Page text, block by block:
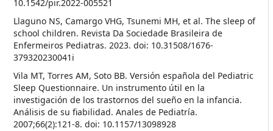
10.1542/pir.2022-005521
Llaguno NS, Camargo VHG, Tsunemi MH, et al. The sleep of
school children. Revista Da Sociedade Brasileira de
Enfermeiros Pediatras. 2023. doi: 10.31508/1676-
379320230041i
Vila MT, Torres AM, Soto BB. Versión española del Pediatric
Sleep Questionnaire. Un instrumento útil en la
investigación de los trastornos del sueño en la infancia.
Análisis de su fiabilidad. Anales de Pediatría.
2007;66(2):121-8. doi: 10.1157/13098928